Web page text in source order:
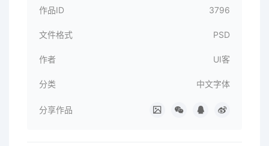
作品ID 3796
文件格式 PSD
作者 UI客
分类 中文字体
分享作品